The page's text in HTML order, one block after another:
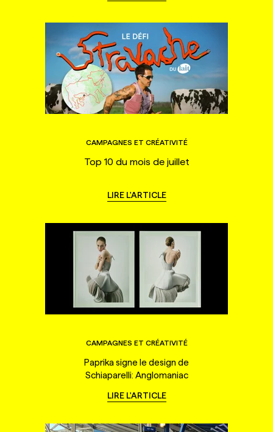
CAMPAGNES ET CRÉATIVITÉ
Top 10 du mois de juillet
LIRE L'ARTICLE
CAMPAGNES ET CRÉATIVITÉ
Paprika signe le design de
Schiaparelli: Anglomaniac
LIRE L'ARTICLE